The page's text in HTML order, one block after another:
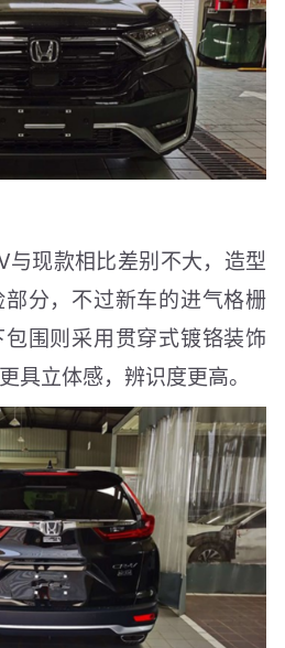
与现款相比差别不大，造型
分，不过新车的进气格栅
围则采用贯穿式镀铬装饰
具立体感，辨识度更高。